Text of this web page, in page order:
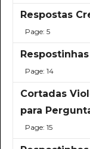
Respostas
Page: 5
Page: 14
Cortadas
para
Page: 15